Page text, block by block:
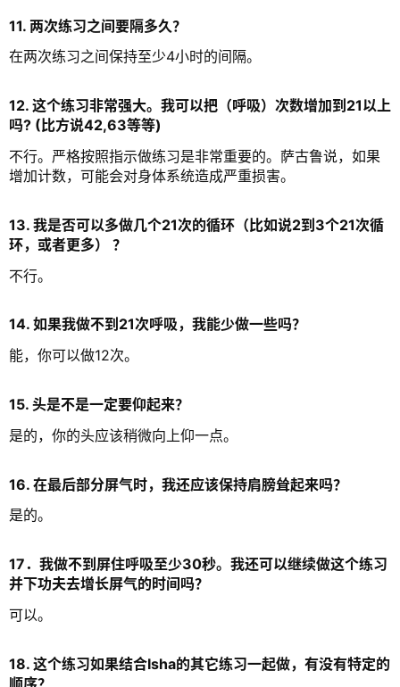
查
询
11. 两次练习之间要隔多久？
在两次练习之间保持至少4小时的间隔。
12. 这个练习非常强大。我可以把（呼吸）次数增加到21以上
吗? (比方说42,63等等)
不行。严格按照指示做练习是非常重要的。萨古鲁说，如果
增加计数，可能会对身体系统造成严重损害。
13. 我是否可以多做几个21次的循环（比如说2到3个21次循
环，或者更多） ？
不行。
14. 如果我做不到21次呼吸，我能少做一些吗？
能，你可以做12次。
15. 头是不是一定要仰起来？
是的，你的头应该稍微向上仰一点。
16. 在最后部分屏气时，我还应该保持肩膀耸起来吗？
是的。
17．我做不到屏住呼吸至少30秒。我还可以继续做这个练习
并下功夫去增长屏气的时间吗？
可以。
18. 这个练习如果结合Isha的其它练习一起做，有没有特定的
顺序？